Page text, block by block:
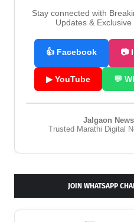
Stay connected with
Updates & Exclusive
👍 Facebook 📷
▶ YouTube 💬
Jalgaon News
Trusted Marathi Digital
JOIN WHATSAPP